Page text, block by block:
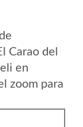
Carao del
en
zoom para